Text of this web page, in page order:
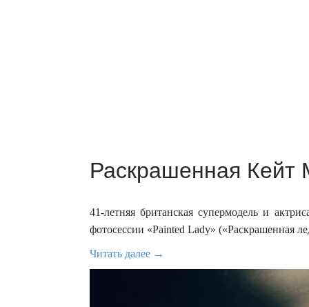
Раскрашенная Кейт
41-летняя британская супермодель и
фотосессии «Painted Lady» («Раскрашенная
Читать далее →